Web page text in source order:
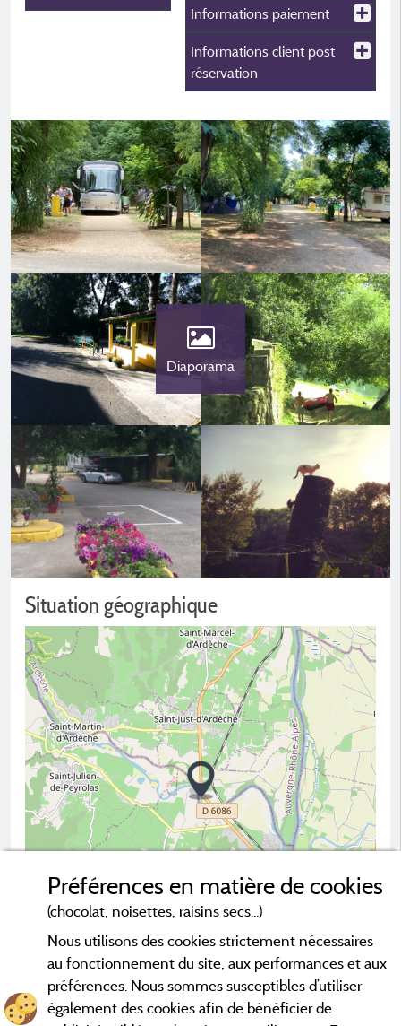
Informations paiement
Informations client post
réservation
Diaporama
Situation géographique
2 km © OpenStreetMap contributors
Contacter le camping
Préférences en matière de cookies
(chocolat, noisettes, raisins secs...)
Nous utilisons des cookies strictement nécessaires
au fonctionnement du site, aux performances et aux
préférences. Nous sommes susceptibles d’utiliser
également des cookies afin de bénéficier de